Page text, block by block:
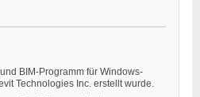
BIM-Programm für Windows-
Technologies Inc. erstellt wurde.